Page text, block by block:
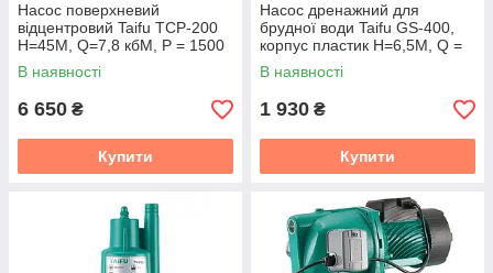
Насос поверхневий
відцентровий Taifu TCP-200
Н=45М, Q=7,8 кбМ, P = 1500
Вт, 1"x1" (TF0063)
В наявності
6 650 ₴
Купити
Насос дренажний для
брудної води Taifu GS-400,
корпус пластик Н=6,5М, Q =
7,5 кбМ, P = 400 Вт (TF3322)
В наявності
1 930 ₴
Купити